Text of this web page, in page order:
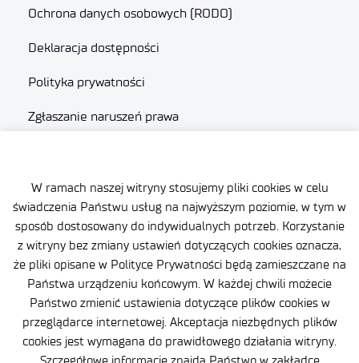
W ramach naszej witryny stosujemy pliki cookies w celu
świadczenia Państwu usług na najwyższym poziomie, w tym w
sposób dostosowany do indywidualnych potrzeb. Korzystanie
z witryny bez zmiany ustawień dotyczących cookies oznacza,
że pliki opisane w Polityce Prywatności będą zamieszczane na
Państwa urządzeniu końcowym. W każdej chwili możecie
Państwo zmienić ustawienia dotyczące plików cookies w
przeglądarce internetowej. Akceptacja niezbędnych plików
cookies jest wymagana do prawidłowego działania witryny.
Ochrona danych osobowych (RODO)
Deklaracja dostępności
Polityka prywatności
Zgłaszanie naruszeń prawa
Skargi i odwołania
Zamówienia publiczne
Polityka Cookie